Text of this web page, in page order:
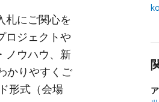
札にご関心を
ロジェクトや
ノウハウ、新
かりやすくご
形式（会場